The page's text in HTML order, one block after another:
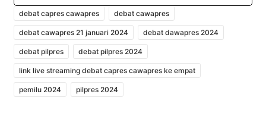
debat capres cawapres debat cawapres
debat cawapres 21 januari 2024 debat dawapres 2024
debat pilpres debat pilpres 2024
link live streaming debat capres cawapres ke empat
pemilu 2024 pilpres 2024